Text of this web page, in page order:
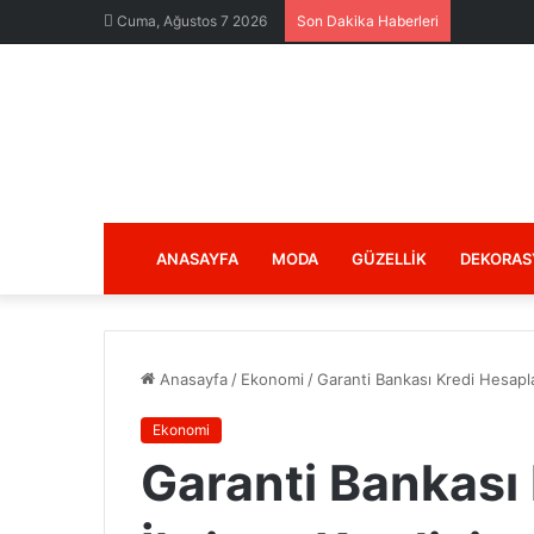
Cuma, Ağustos 7 2026 Son Dakika Haberleri
ANASAYFA MODA GÜZELLIK
Anasayfa / Ekonomi /Garanti Bankası Kredi
Ekonomi
Garanti